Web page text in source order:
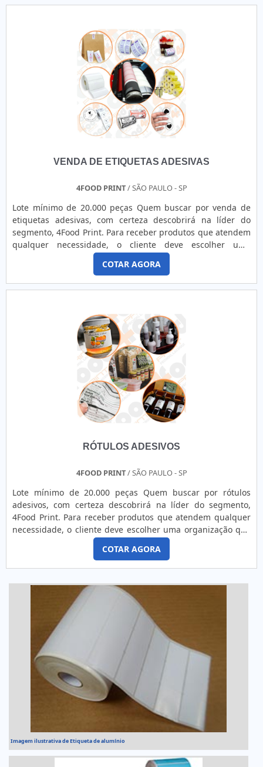
acordo com a aplicação final, ou seja, de acordo com cada
clicando no botão abaixo e solicitando um orçamento.Veja
maiores informações no PDF.
VENDA DE ETIQUETAS ADESIVAS
4FOOD PRINT/ SÃO PAULO - SP
Lote mínimo de 20.000 peças Quem buscar por venda de
etiquetas adesivas, com certeza descobrirá na líder do
segmento, 4Food Print. Para receber produtos que atendem
qualquer necessidade, o cliente deve escolher uma
organização que se destaque por um bom suporte pré-
venda e tenha ampla experiência no ramo.Quando a
temática é venda de etiquetas adesivas, com a melhor mão
de obra da 4Food Print o cliente obterá assertividade e
COTAR AGORA
RÓTULOS ADESIVOS
4FOOD PRINT/ SÃO PAULO - SP
Lote mínimo de 20.000 peças Quem buscar por rótulos
adesivos, com certeza descobrirá na líder do segmento,
4Food Print. Para receber produtos que atendem qualquer
necessidade, o cliente deve escolher uma organização que
se destaque por um bom suporte pré-venda e tenha ampla
experiência no ramo.MAIS DETALHES INTERESSANTES
SOBRE RÓTULOS ADESIVOSQuem precisa de rótulos
serviços, consegue encont...
COTAR AGORA
Imagem ilustrativa de Etiqueta de alumínio